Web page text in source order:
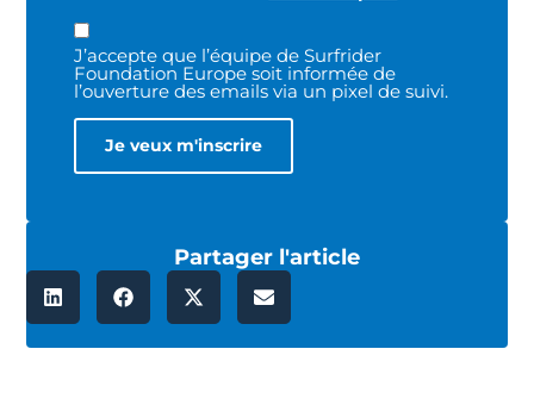
J’accepte que l’équipe de Surfrider
Foundation Europe soit informée de
l’ouverture des emails via un pixel de suivi.
Partager l'article